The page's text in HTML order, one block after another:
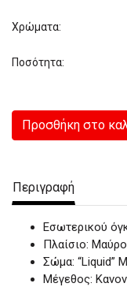
Χρώματα:
Ποσότητα:
Προσθήκη στο
Περιγραφή
Εσωτερικού
Πλαίσιο:
Σώμα: “Liquid”
Μέγεθος: